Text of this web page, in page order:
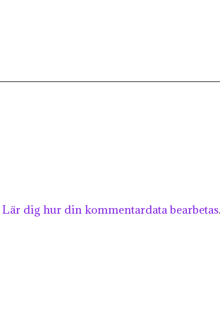
Lär dig hur din kommentardata bearbetas.